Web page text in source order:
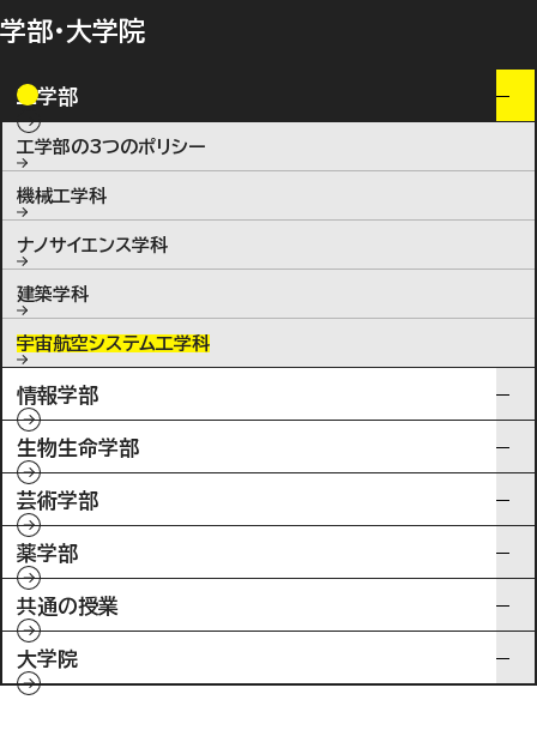
学部・大学院
工学部
工学部の3つのポリシー
機械工学科
ナノサイエンス学科
建築学科
宇宙航空システム工学科
情報学部
生物生命学部
芸術学部
薬学部
共通の授業
大学院